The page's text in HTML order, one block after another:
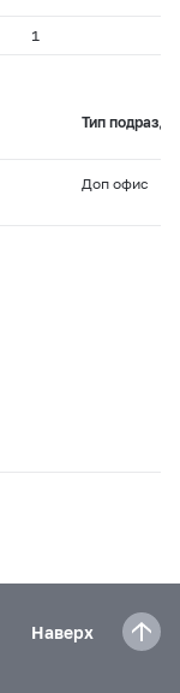
1
Тип
Доп офис
Наверх